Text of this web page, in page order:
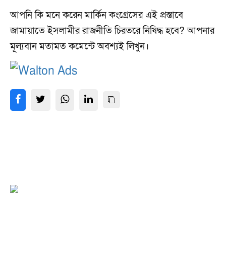
আপনি কি মনে করেন মার্কিন কংগ্রেসের এই প্রস্তাবে
জামায়াতে ইসলামীর রাজনীতি চিরতরে নিষিদ্ধ হবে? আপনার
মূল্যবান মতামত কমেন্টে অবশ্যই লিখুন।